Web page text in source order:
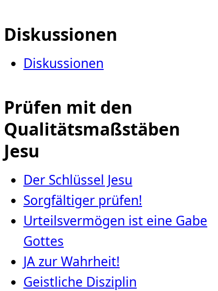
Diskussionen
Diskussionen
Prüfen mit den
Qualitätsmaßstäben
Jesu
Der Schlüssel Jesu
Sorgfältiger prüfen!
Urteilsvermögen ist eine Gabe
Gottes
JA zur Wahrheit!
Geistliche Disziplin